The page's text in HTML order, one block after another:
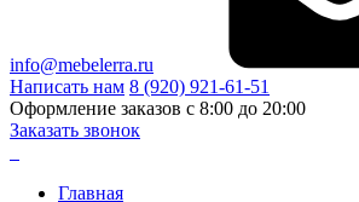
info@mebelerra.ru
Написать нам 8 (920) 921-61-51
Оформление заказов с 8:00 до 20:00
Заказать звонок
Главная